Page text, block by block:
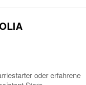
oder erfahrene